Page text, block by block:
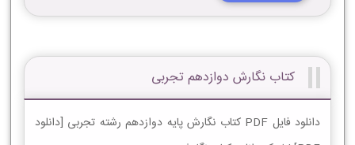
کتاب نگارش دوازدهم تجربی
دانلود فایل PDF کتاب نگارش پایه دوازدهم رشته تجربی [دانلود